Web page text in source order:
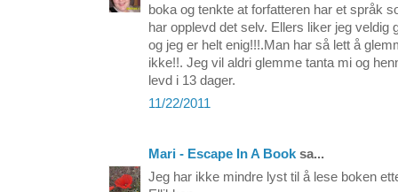
boka og tenkte at forfatteren har et språk
har opplevd det selv. Ellers liker jeg veldig
og jeg er helt enig!!!.Man har så lett å
ikke!!. Jeg vil aldri glemme tanta mi og
levd i 13 dager.
11/22/2011
Mari - Escape In A Book sa...
Jeg har ikke mindre lyst til å lese boken